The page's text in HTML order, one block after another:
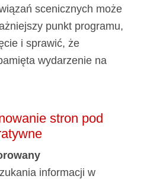
scenicznych może
punkt programu,
i sprawić, że
wydarzenie na
stron pod
informacji w